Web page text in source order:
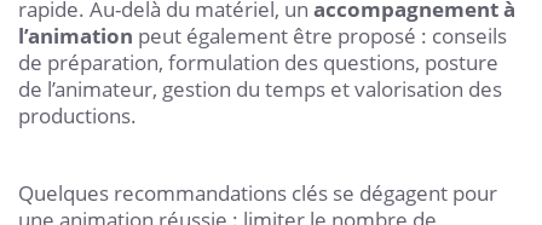
rapide. Au-delà du matériel, un accompagnement à
l’animation peut également être proposé : conseils
de préparation, formulation des questions, posture
de l’animateur, gestion du temps et valorisation des
productions.
Quelques recommandations clés se dégagent pour